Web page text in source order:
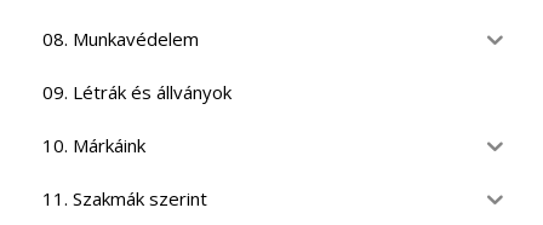
08. Munkavédelem
09. Létrák és állványok
10. Márkáink
11. Szakmák szerint